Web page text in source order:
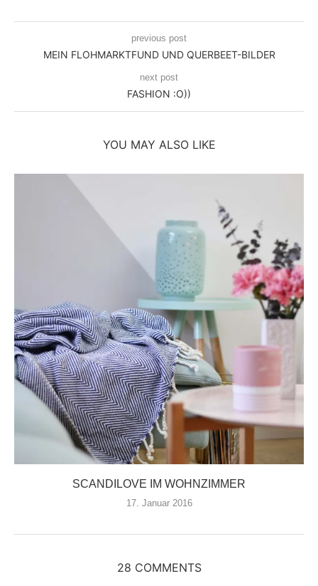
previous post
MEIN FLOHMARKTFUND UND QUERBEET-BILDER
next post
FASHION :O))
YOU MAY ALSO LIKE
SCANDILOVE IM WOHNZIMMER
17. Januar 2016
28 COMMENTS